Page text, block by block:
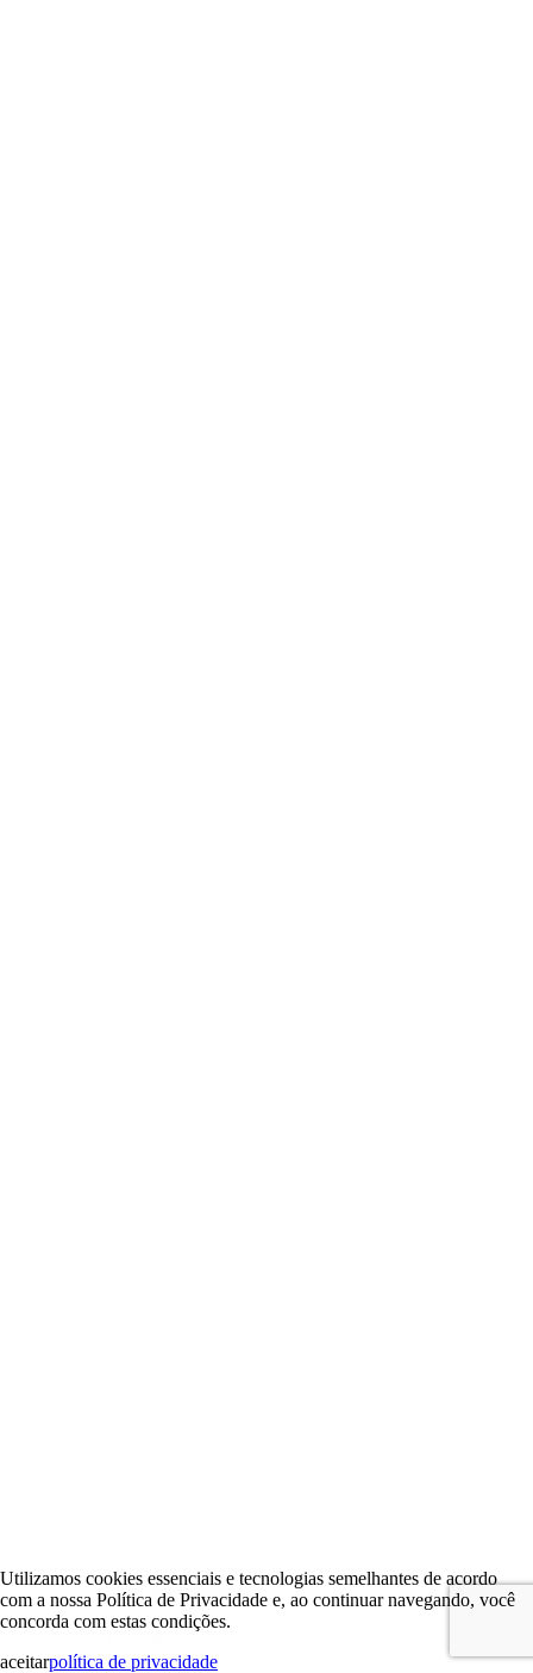
Utilizamos cookies essenciais e tecnologias semelhantes de acordo
com a nossa Política de Privacidade e, ao continuar navegando, você
concorda com estas condições.
aceitarpolítica de privacidade